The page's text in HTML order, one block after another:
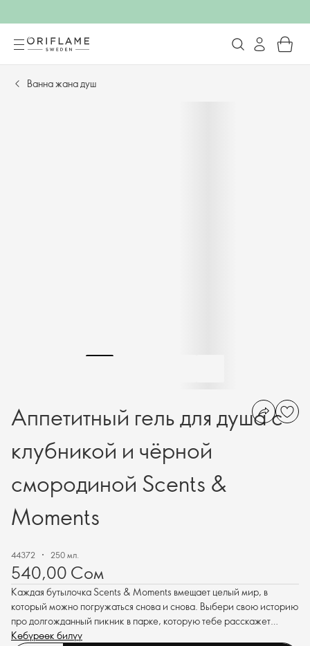
Ванна жана душ
Аппетитный гель для душа с
клубникой и чёрной
смородиной Scents &
Moments
44372 250 мл.
540,00 Сом
Каждая бутылочка Scents & Moments вмещает целый мир, в
который можно погружаться снова и снова. Выбери свою историю
про долгожданный пикник в парке, которую тебе расскажет
аппетитный гель для душа с клубникой и чёрной смородиной.
Көбүрөөк билүү